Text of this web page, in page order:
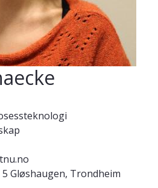
Gløshaugen, Trondheim